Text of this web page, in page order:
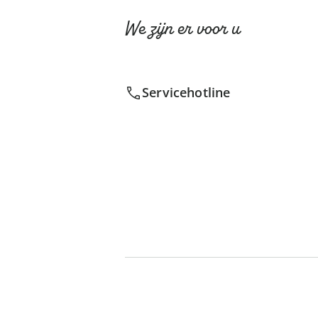
We zijn er voor u
Servicehotline